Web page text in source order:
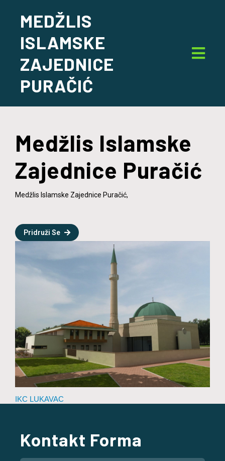
MEDŽLIS
ISLAMSKE
ZAJEDNICE
PURAČIĆ
Medžlis Islamske
Zajednice Puračić
Medžlis Islamske Zajednice Puračić,
Pridruži Se
IKC LUKAVAC
Kontakt Forma